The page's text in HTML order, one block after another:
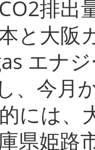
排出
と大阪
エナ
、今月
には、
県姫路